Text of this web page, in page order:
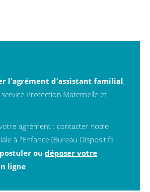
l'agrément d'assistant familial,
Protection Maternelle et
agrément : contacter notre
à l'Enfance (Bureau Dispositifs
ou déposer votre
ligne